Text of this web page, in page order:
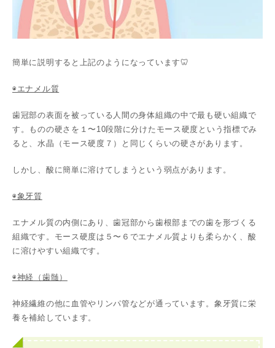
簡単に説明すると上記のようになっています🦷
◉エナメル質
歯冠部の表面を被っている人間の身体組織の中で最も硬い組織で
す。ものの硬さを１〜10段階に分けたモース硬度という指標でみ
ると、水晶（モース硬度７）と同じくらいの硬さがあります。
しかし、酸に簡単に溶けてしまうという弱点があります。
◉象牙質
エナメル質の内側にあり、歯冠部から歯根部までの歯を形づくる
組織です。モース硬度は５〜６でエナメル質よりも柔らかく、酸
に溶けやすい組織です。
◉神経（歯髄）
神経繊維の他に血管やリンパ管などが通っています。象牙質に栄
養を補給しています。